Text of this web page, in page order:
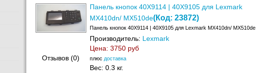
Отзывов (0)
Панель кнопок 40X9114 | 40X9105 для Lexmark
MX410dn/ MX510de(Код: 23872)
Панель кнопок 40X9114 | 40X9105 для Lexmark MX410dn/ MX510de
Производитель: Lexmark
Цена: 3750 руб
плюс доставка
Вес: 0.3 кг.